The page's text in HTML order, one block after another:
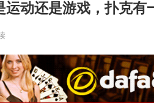
运动还是游戏，扑克